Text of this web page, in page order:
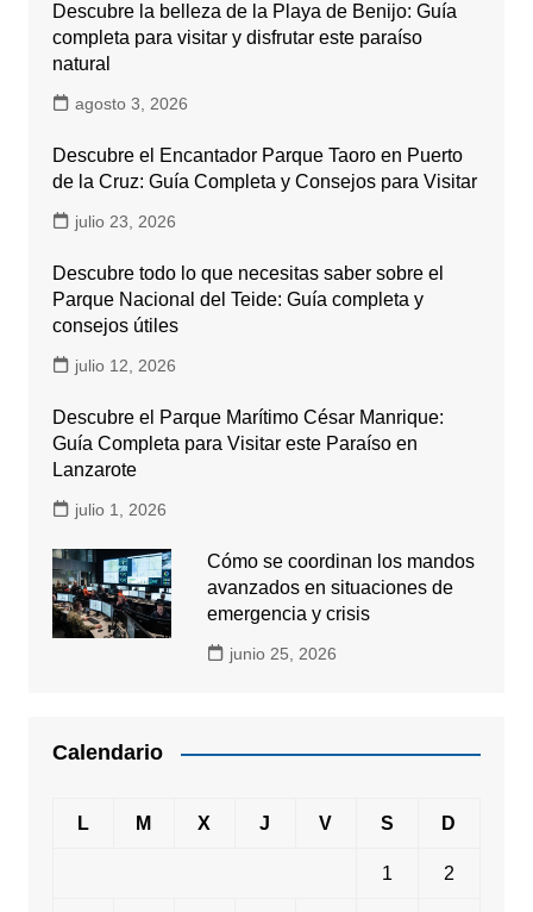
Descubre la belleza de la Playa de Benijo: Guía
completa para visitar y disfrutar este paraíso
natural
agosto 3, 2026
Descubre el Encantador Parque Taoro en Puerto
de la Cruz: Guía Completa y Consejos para Visitar
julio 23, 2026
Descubre todo lo que necesitas saber sobre el
Parque Nacional del Teide: Guía completa y
consejos útiles
julio 12, 2026
Descubre el Parque Marítimo César Manrique:
Guía Completa para Visitar este Paraíso en
Lanzarote
julio 1, 2026
Cómo se coordinan los mandos
avanzados en situaciones de
emergencia y crisis
junio 25, 2026
Calendario
L M X J V S D
1 2